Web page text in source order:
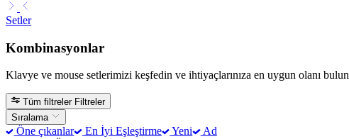
Setler
Kombinasyonlar
Klavye ve mouse setlerimizi keşfedin ve ihtiyaçlarınıza en uygun olanı bulun
Tüm filtreler Filtreler
Sıralama
Öne çıkanlar En İyi Eşleştirme Yeni
Ad